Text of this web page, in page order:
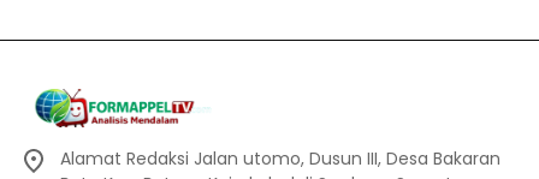
Alamat Redaksi Jalan utomo, Dusun III, Desa Bakaran